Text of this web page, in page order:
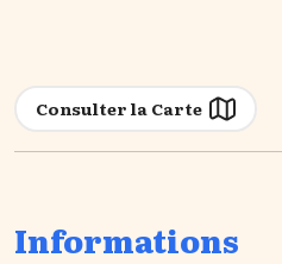
Consulter la Carte
Informations